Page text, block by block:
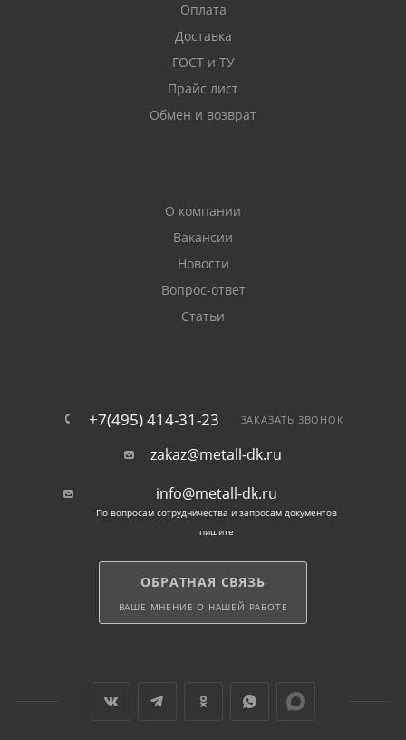
Оплата
Доставка
ГОСТ и ТУ
Прайс лист
Обмен и возврат
О компании
Вакансии
Новости
Вопрос-ответ
Статьи
+7(495) 414-31-23 ЗАКАЗАТЬ ЗВОНОК
zakaz@metall-dk.ru
info@metall-dk.ru
По вопросам сотрудничества и запросам документов
пишите
ОБРАТНАЯ СВЯЗЬ
ВАШЕ МНЕНИЕ О НАШЕЙ РАБОТЕ